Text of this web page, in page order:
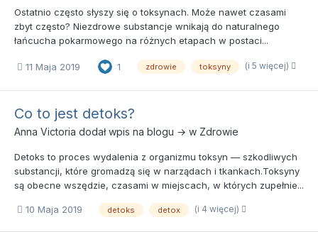
Ostatnio często słyszy się o toksynach. Może nawet czasami
zbyt często? Niezdrowe substancje wnikają do naturalnego
łańcucha pokarmowego na różnych etapach w postaci...
11 Maja 2019 1 zdrowie toksyny (i 5 więcej)
Co to jest detoks?
Anna Victoria dodał wpis na blogu → w Zdrowie
Detoks to proces wydalenia z organizmu toksyn — szkodliwych
substancji, które gromadzą się w narządach i tkankach.Toksyny
są obecne wszędzie, czasami w miejscach, w których zupełnie...
10 Maja 2019 detoks detox (i 4 więcej)